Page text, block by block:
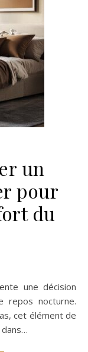
un
pour
du
repos nocturne.
cet élément de